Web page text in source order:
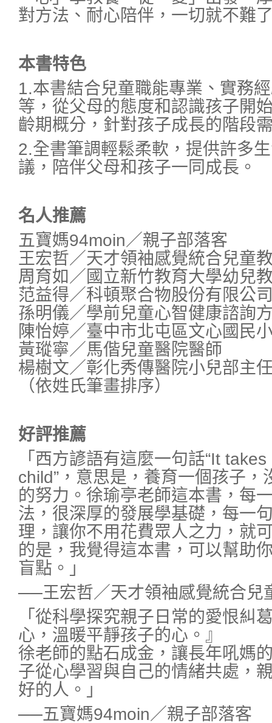
對方法、耐心陪伴，一切就不難
本書特色
1.本書結合兒童職能專業、實務
等，從父母的態度和認識孩子開
齡期概分，針對孩子成長的階段
2.全書筆調輕鬆柔軟，提供許多
議，陪伴父母和孩子一同成長。
名人推薦
五寶媽94moin／親子部落客
王宏哲／天才領袖感覺統合兒童
周育如／國立新竹教育大學幼兒
范益得／科頓聚合物股份有限公
孫明儀／學前兒童心智健康諮詢
陳怡婷／臺中市北屯區文心國民
黃瑽寧／馬偕兒童醫院醫師
楊樹文／彰化秀傳醫院小兒部主
（依姓氏筆畫排序）
好評推薦
「西方諺語有這麼一句話“It
child”，意思是，養育一個孩子，
的努力。徐瑜亭老師這本書，每
法，很深厚的發展學基礎，每一
理，讓你不用花費眾人之力，就
的是，我覺得這本書，可以幫助
盲點。」
──王宏哲／天才領袖感覺統合兒
「從科學探究親子日常的愛恨糾
心，溫暖平靜孩子的心。』
徐老師的點石成金，讓長年吼媽
子從心學習與自己的情緒共處，
好的人。」
──五寶媽94moin／親子部落客